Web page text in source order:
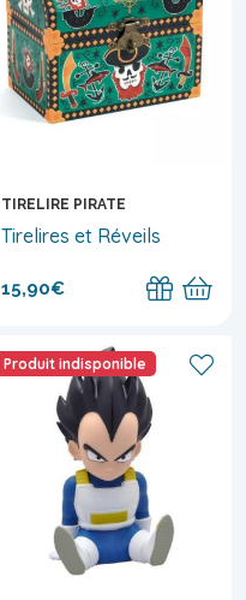
TIRELIRE PIRATE
Tirelires et Réveils
15,90€
Produit indisponible